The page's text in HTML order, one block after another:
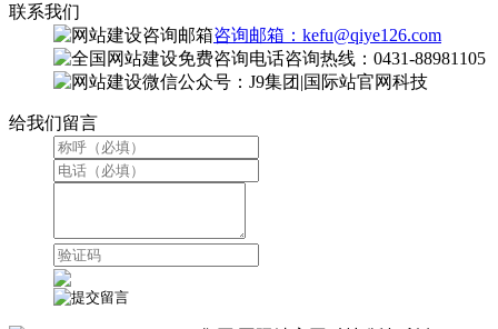
联系我们
咨询邮箱：kefu@qiye126.com
咨询热线：0431-88981105
微信公众号：J9集团|国际站官网科技
给我们留言